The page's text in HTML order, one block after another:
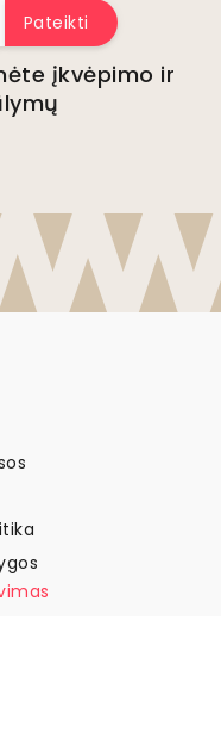
Pateikti
įkvėpimo ir